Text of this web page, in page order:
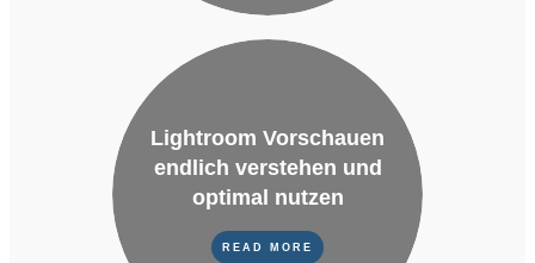
Lightroom Vorschauen
endlich verstehen und
optimal nutzen
READ MORE